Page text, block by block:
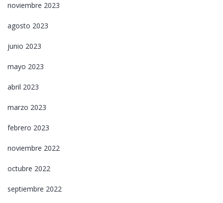
noviembre 2023
agosto 2023
junio 2023
mayo 2023
abril 2023
marzo 2023
febrero 2023
noviembre 2022
octubre 2022
septiembre 2022